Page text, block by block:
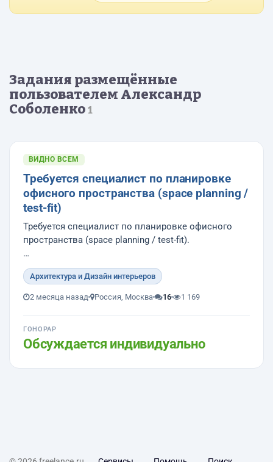
Задания размещённые
пользователем Александр
Соболенко 1
ВИДНО ВСЕМ
Требуется специалист по планировке
офисного пространства (space planning /
test-fit)
Требуется специалист по планировке офисного
пространства (space planning / test-fit).
Задача:
Компания планирует арендовать офис в Москве.
Исходные данные:
Архитектура и Дизайн интерьеров
2 месяца назад Россия, Москва 16 1 169
ГОНОРАР
Обсуждается индивидуально